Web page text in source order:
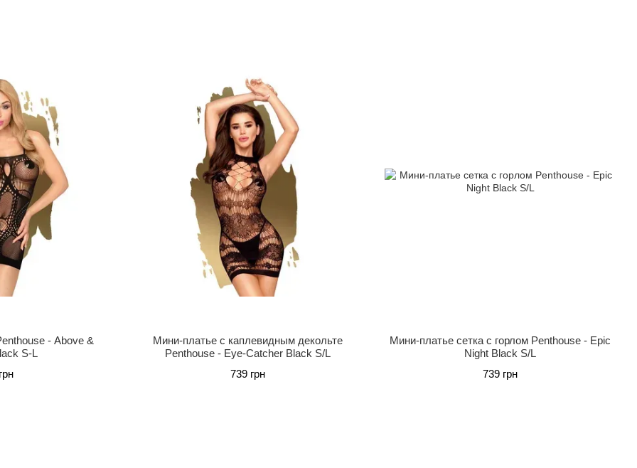
- Above &
S-L
Мини-платье с каплевидным декольте
Penthouse - Eye-Catcher Black S/L
739 грн
Мини-платье сетка с горлом Penthouse - Epic
Night Black S/L
739 грн